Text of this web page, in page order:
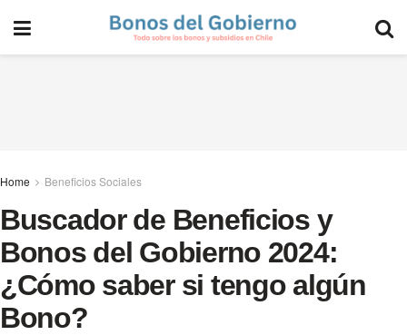
Home Beneficios Sociales
Buscador de Beneficios y
Bonos del Gobierno 2024:
¿Cómo saber si tengo algún
Bono?